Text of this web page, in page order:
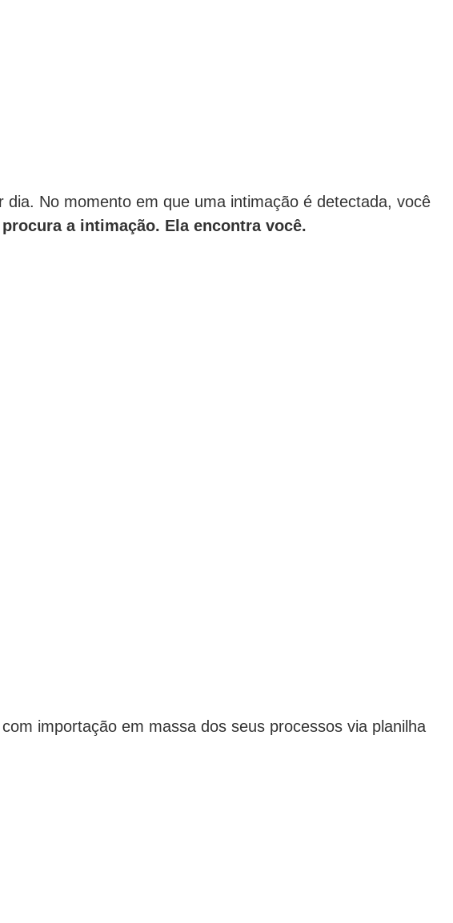
No momento em que uma intimação é detectada, você
procura a intimação. Ela encontra você.
importação em massa dos seus processos via planilha